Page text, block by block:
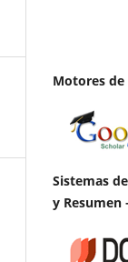
Motores de
Sistemas
y Resumen